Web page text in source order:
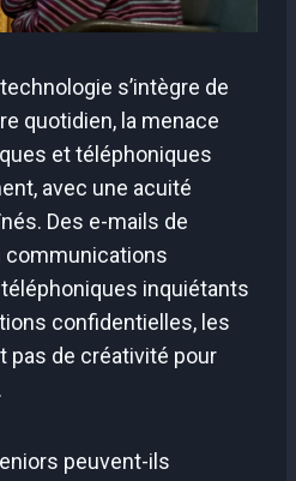
s’intègre de
quotidien, la menace
et téléphoniques
avec une acuité
Des e-mails de
communications
inquiétants
confidentielles, les
pas de créativité pour
peuvent-ils